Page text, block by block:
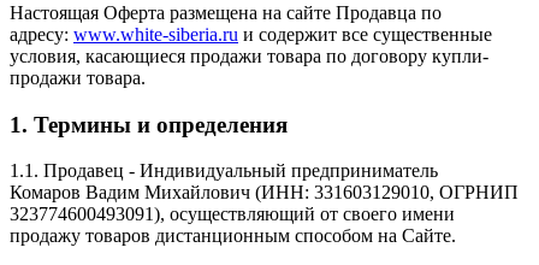
Настоящая Оферта размещена на сайте Продавца по
адресу: www.white-siberia.ru и содержит все существенные
условия, касающиеся продажи товара по договору купли-
продажи товара.
1. Термины и определения
1.1. Продавец - Индивидуальный предприниматель
Комаров Вадим Михайлович (ИНН: 331603129010, ОГРНИП
323774600493091), осуществляющий от своего имени
продажу товаров дистанционным способом на Сайте.